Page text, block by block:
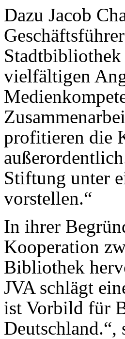
Dazu Jacob
vielfältigen
profitieren die
Stiftung unter
vorstellen.“
In ihrer
Kooperation
Bibliothek
JVA schlägt
ist Vorbild für
Deutschland.“,